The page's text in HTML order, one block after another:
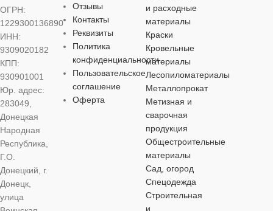
ПРИСОЕДИНЕНИЯ
ДИАМЕТР
РЕЗЬБЫ
1/2″
ВИД ФИТИНГА
ОГРН:
1229300136890
ИНН:
9309020182
КПП:
930901001
Юр. адрес:
283049,
Донецкая
Народная
Республика,
Г.О.
Донецкий, г.
Донецк,
улица
Отзывы
Контакты
Реквизиты
Политика
конфиденциальности
Пользовательское
соглашение
Оферта
и расходные
материалы
Краски
Кровельные
материалы
Лесопиломатериалы
Металлопрокат
Метизная и
сварочная
продукция
Общестроительные
материалы
Сад, огород
Спецодежда
Строительная
и